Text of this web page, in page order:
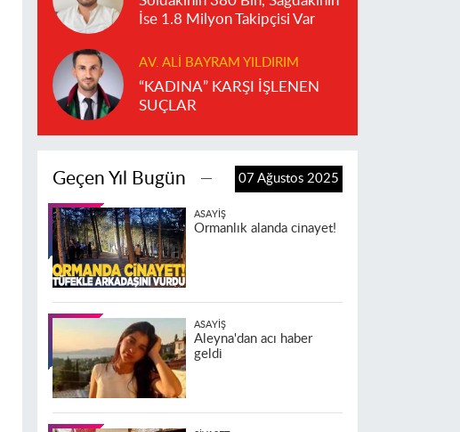
İse 1.8 Milyon Takipçisi Var
AV. ALI BAYRAM YILDIRIM
“KADINA” KARŞI İŞLENEN
SUÇLAR
Geçen Yıl Bugün 07 Ağustos 2025
ASAYIŞ
Ormanlık alanda cinayet!
ASAYIŞ
Aleyna'dan acı haber
geldi